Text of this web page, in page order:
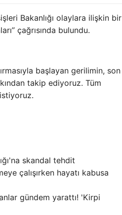
Bakanlığı olaylara ilişkin bir
çağrısında bulundu.
başlayan gerilimin, son
takip ediyoruz. Tüm
skandal tehdit
çalışırken hayatı kabusa
gündem yarattı! 'Kirpi